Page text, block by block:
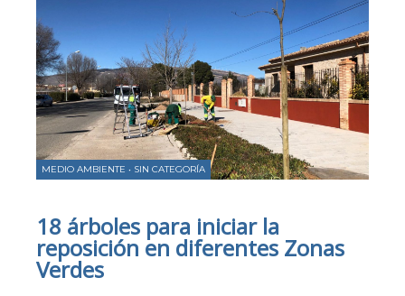
MEDIO AMBIENTE • SIN CATEGORÍA
18 árboles para iniciar la
reposición en diferentes Zonas
Verdes